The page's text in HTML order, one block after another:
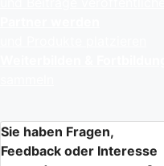
Sie haben Fragen,
Feedback oder Interesse